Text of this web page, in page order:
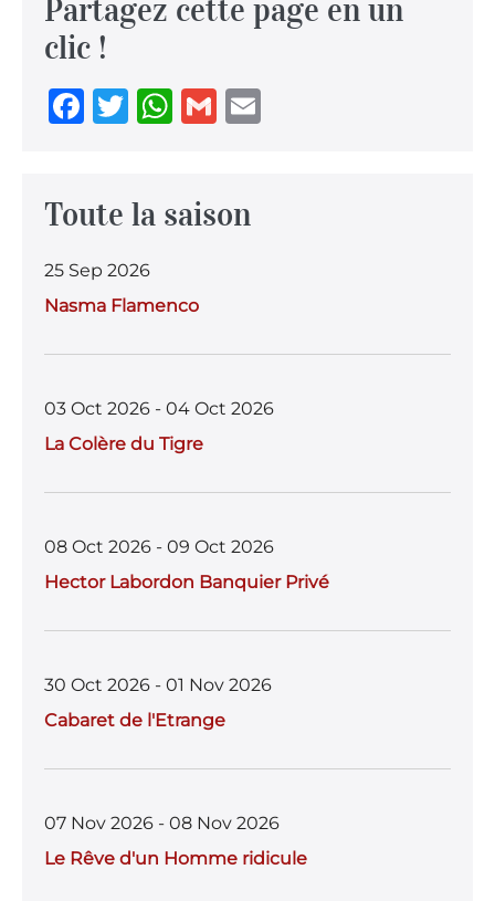
k
Partagez cette page en un
clic !
F
e
o
o
k
T
te
W
s
p
G
l
Toute la saison
25 Sep 2026
Nasma Flamenco
03 Oct 2026 - 04 Oct 2026
La Colère du Tigre
08 Oct 2026 - 09 Oct 2026
Hector Labordon Banquier Privé
30 Oct 2026 - 01 Nov 2026
Cabaret de l'Etrange
07 Nov 2026 - 08 Nov 2026
Le Rêve d'un Homme ridicule